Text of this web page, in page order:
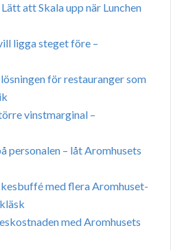
att Skala upp när Lunchen
ligga steget före –
för restauranger som
vinstmarginal –
personalen – låt Aromhusets
med flera Aromhuset-
med Aromhusets